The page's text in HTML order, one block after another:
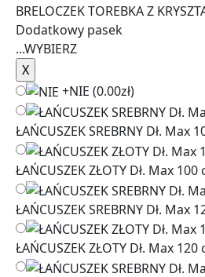
BRELOCZEK TOREBKA Z
Dodatkowy pasek
...WYBIERZ
+NIE (0.00zł)
ŁAŃCUSZEK SREBRNY Dł. Max
ŁAŃCUSZEK ZŁOTY Dł. Max 100
ŁAŃCUSZEK SREBRNY Dł. Max
ŁAŃCUSZEK ZŁOTY Dł. Max 120